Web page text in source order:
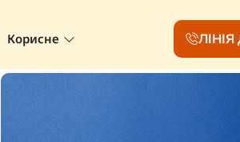
Корисне